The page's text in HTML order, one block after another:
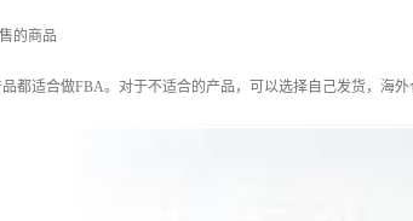
的商品
都适合做FBA。对于不适合的产品，可以选择自己发货，海